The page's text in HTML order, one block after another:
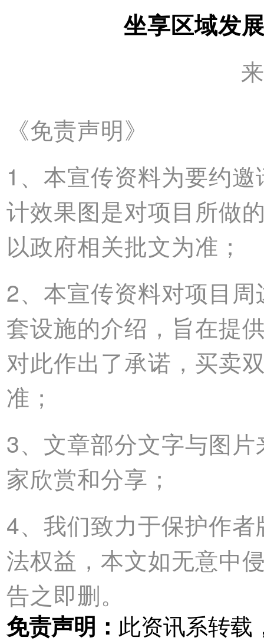
坐享区域发
《免责声明》
1、本宣传资料为要约
计效果图是对项目所做
以政府相关批文为准；
2、本宣传资料对项目
套设施的介绍，旨在提
对此作出了承诺，买卖
准；
3、文章部分文字与图
家欣赏和分享；
4、我们致力于保护作
法权益，本文如无意中
告之即删。
免责声明： 此资讯系转载